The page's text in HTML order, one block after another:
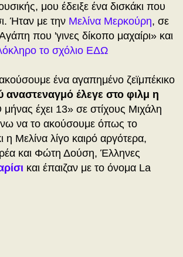
μου έδειξε ένα δισκάκι που
Ήταν με την Μελίνα Μερκούρη, σε
που 'γινες δίκοπο μαχαίρι» και
το σχόλιο ΕΔΩ
ένα αγαπημένο ζεϊμπέκικο
αναστεναγμό έλεγε στο φιλμ η
έχει 13» σε στίχους Μιχάλη
να το ακούσουμε όπως το
η Μελίνα λίγο καιρό αργότερα,
και Φώτη Δούση, Έλληνες
και έπαιζαν με το όνομα La